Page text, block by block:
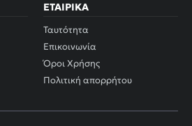
ΕΤΑΙΡΙΚΆ
Ταυτότητα
Επικοινωνία
Όροι Χρήσης
Πολιτική απορρήτου